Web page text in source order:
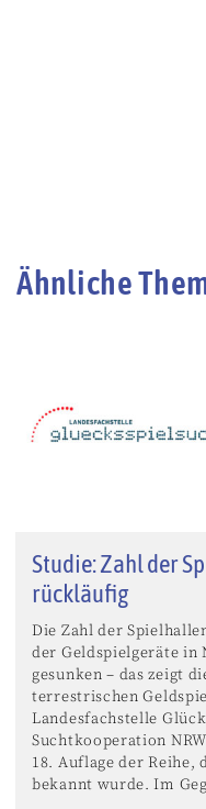
Ähnliche
Studie: Zahl der
rückläufig
Die Zahl der
der Geldspielgeräte in
gesunken – das zeigt
terrestrischen
Landesfachstelle
Suchtkooperation
18. Auflage der Reihe,
bekannt wurde. Im